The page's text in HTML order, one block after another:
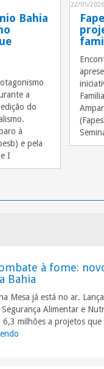
Bahia
a
do
à
e pela
I
22/05/2026
à fome:
Bahia
Mesa já está no ar.
Alimentar e
milhões a projetos que